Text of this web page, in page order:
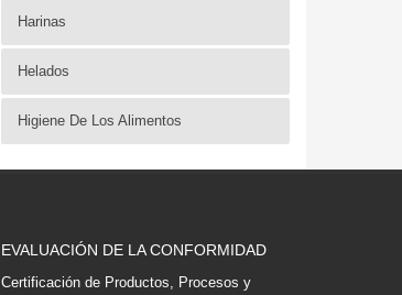
Harinas
Helados
Higiene De Los Alimentos
EVALUACIÓN DE LA CONFORMIDAD
Certificación de Productos, Procesos y